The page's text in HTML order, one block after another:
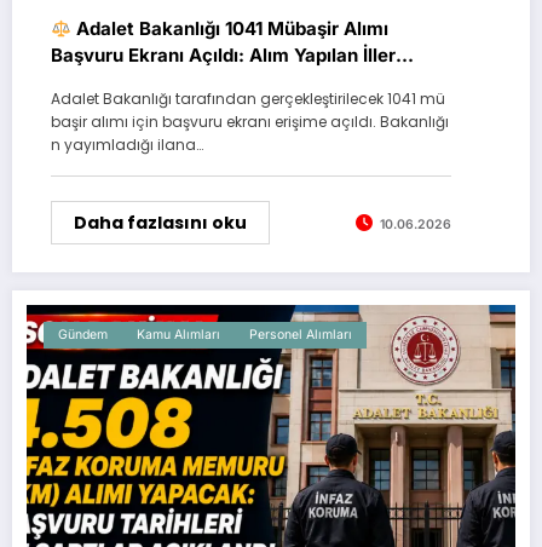
Adalet Bakanlığı 1041 Mübaşir Alımı
Başvuru Ekranı Açıldı: Alım Yapılan İller
Adalet Bakanlığı tarafından gerçekleştirilecek 1041 mü
başir alımı için başvuru ekranı erişime açıldı. Bakanlığı
n yayımladığı ilana…
Daha fazlasını oku 10.06.2026
Gündem Kamu Alımları Personel Alımları